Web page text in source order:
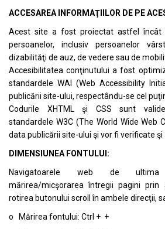
ACCESAREA INFORMAŢIILOR DE PE
Acest site a fost proiectat astfel încât
persoanelor, inclusiv persoanelor
dizabilităţi de auz, de vedere sau de
Accesibilitatea conţinutului a fost
standardele WAI (Web Accessibility
publicării site-ului, respectându-se cel
Codurile XHTML şi CSS sunt
standardele W3C (The World Wide Web
data publicării site-ului şi vor fi verificate
DIMENSIUNEA FONTULUI:
Navigatoarele web de
mărirea/micşorarea întregii pagini
rotirea butonului scroll în ambele direcţii,
o Mărirea fontului: Ctrl + +